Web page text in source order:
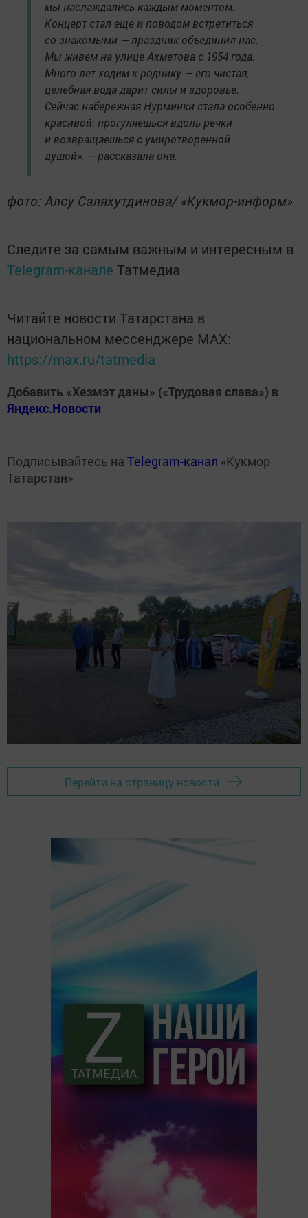
мы наслаждались каждым моментом.
Концерт стал еще и поводом встретиться
со знакомыми — праздник объединил нас.
Мы живем на улице Ахметова с 1954 года.
Много лет ходим к роднику — его чистая,
целебная вода дарит силы и здоровье.
Сейчас набережная Нурминки стала особенно
красивой: прогуляешься вдоль речки
и возвращаешься с умиротворенной
душой», — рассказала она.
фото: Алсу Саляхутдинова/ «Кукмор-информ»
Следите за самым важным и интересным в
Telegram-канале Татмедиа
Читайте новости Татарстана в
национальном мессенджере MАХ:
https://max.ru/tatmedia
Добавить «Хезмэт даны» («Трудовая слава») в
Яндекс.Новости
Подписывайтесь на Telegram-канал «Кукмор
Татарстан»
Перейти на страницу новости